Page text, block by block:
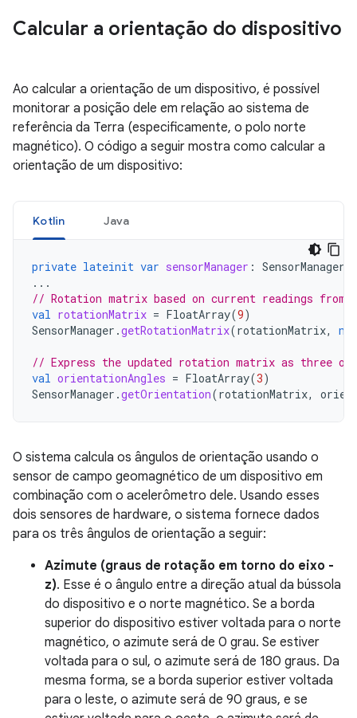
Calcular a orientação do dispositivo
Ao calcular a orientação de um dispositivo, é possível
monitorar a posição dele em relação ao sistema de
referência da Terra (especificamente, o polo norte
magnético). O código a seguir mostra como calcular a
orientação de um dispositivo:
Kotlin Java
private lateinit var sensorManager : SensorManager
...
// Rotation matrix based on current readings from
val rotationMatrix = FloatArray(9)
SensorManager .getRotationMatrix(rotationMatrix,
// Express the updated rotation matrix as three
val orientationAngles = FloatArray(3)
SensorManager .getOrientation(rotationMatrix,
O sistema calcula os ângulos de orientação usando o
sensor de campo geomagnético de um dispositivo em
combinação com o acelerômetro dele. Usando esses
dois sensores de hardware, o sistema fornece dados
para os três ângulos de orientação a seguir:
Azimute (graus de rotação em torno do eixo -
z). Esse é o ângulo entre a direção atual da bússola
do dispositivo e o norte magnético. Se a borda
superior do dispositivo estiver voltada para o norte
magnético, o azimute será de 0 grau. Se estiver
voltada para o sul, o azimute será de 180 graus. Da
mesma forma, se a borda superior estiver voltada
para o leste, o azimute será de 90 graus, e se